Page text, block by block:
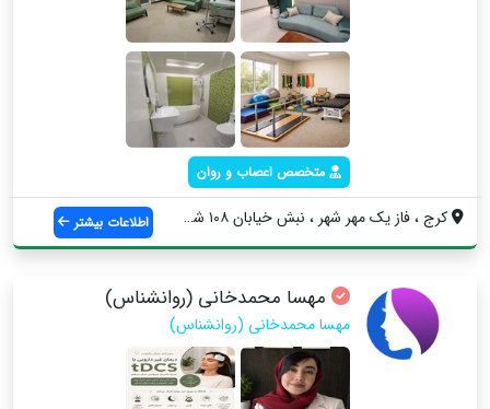
متخصص اعصاب و روان
کرج ، فاز یک مهر شهر ، نبش خیابان ۱۰۸ شر... اطلاعات بیشتر
مهسا محمدخانی (روانشناس)
مهسا محمدخانی (روانشناس)